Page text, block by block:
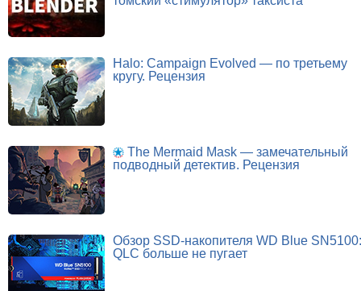
Halo: Campaign Evolved — по третьему
кругу. Рецензия
The Mermaid Mask — замечательный
подводный детектив. Рецензия
Обзор SSD-накопителя WD Blue SN5100:
QLC больше не пугает